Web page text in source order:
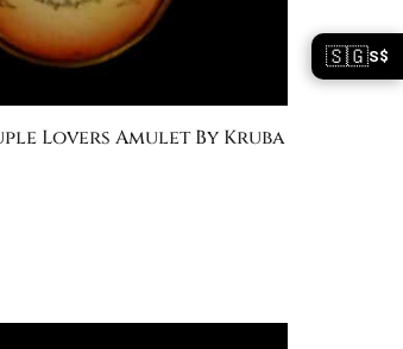
Lovers Amulet By Kruba
🇸🇬S$